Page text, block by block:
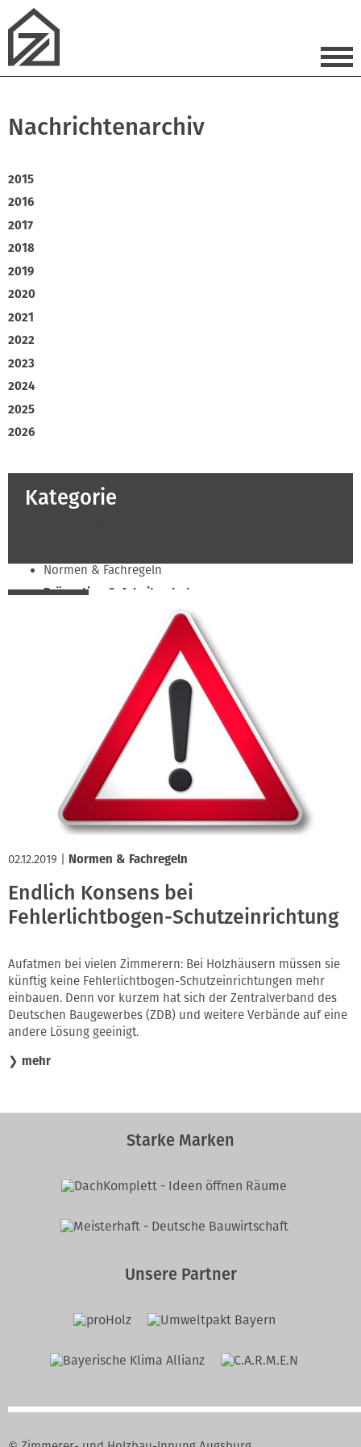
Nachrichtenarchiv
2015
2016
2017
2018
2019
2020
2021
2022
2023
2024
2025
2026
Kategorie
Normen & Fachregeln
Prävention & Arbeitsschutz
Soziales & Tarifpolitik
Verband & Innungen
02.12.2019 Normen & Fachregeln
Endlich Konsens bei
Fehlerlichtbogen-Schutzeinrichtung
Aufatmen bei vielen Zimmerern: Bei Holzhäusern müssen sie
künftig keine Fehlerlichtbogen-Schutzeinrichtungen mehr
einbauen. Denn vor kurzem hat sich der Zentralverband des
Deutschen Baugewerbes (ZDB) und weitere Verbände auf eine
andere Lösung geeinigt.
❯ mehr
Starke Marken
Unsere Partner